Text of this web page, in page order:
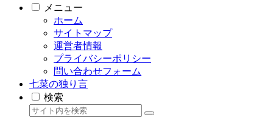
メニュー
ホーム
サイトマップ
運営者情報
プライバシーポリシー
問い合わせフォーム
七菜の独り言
検索